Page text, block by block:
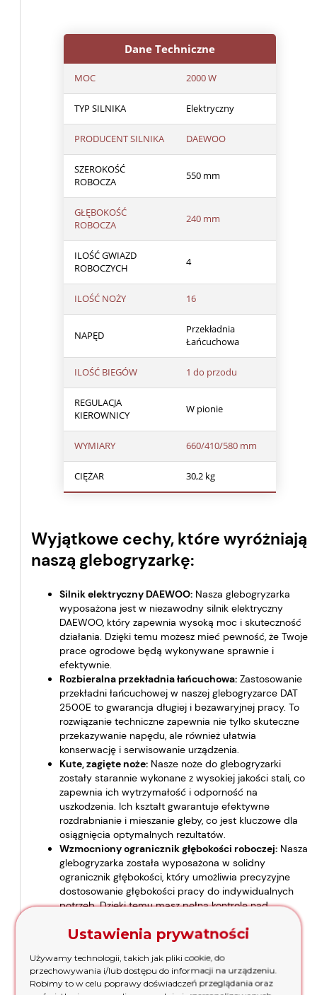
Dane Techniczne
MOC 2000 W
TYP SILNIKA Elektryczny
PRODUCENT SILNIKA DAEWOO
SZEROKOŚĆ
ROBOCZA
550 mm
GŁĘBOKOŚĆ
ROBOCZA
240 mm
ILOŚĆ GWIAZD
ROBOCZYCH
4
ILOŚĆ NOŻY 16
NAPĘD
Przekładnia
Łańcuchowa
ILOŚĆ BIEGÓW 1 do przodu
REGULACJA
KIEROWNICY
W pionie
WYMIARY 660/410/580 mm
CIĘŻAR 30,2 kg
Wyjątkowe cechy, które wyróżniają
naszą glebogryzarkę:
Silnik elektryczny DAEWOO: Nasza glebogryzarka
wyposażona jest w niezawodny silnik elektryczny
DAEWOO, który zapewnia wysoką moc i skuteczność
działania. Dzięki temu możesz mieć pewność, że Twoje
prace ogrodowe będą wykonywane sprawnie i
efektywnie.
Rozbieralna przekładnia łańcuchowa: Zastosowanie
przekładni łańcuchowej w naszej glebogryzarce DAT
2500E to gwarancja długiej i bezawaryjnej pracy. To
rozwiązanie techniczne zapewnia nie tylko skuteczne
przekazywanie napędu, ale również ułatwia
konserwację i serwisowanie urządzenia.
Kute, zagięte noże: Nasze noże do glebogryzarki
zostały starannie wykonane z wysokiej jakości stali, co
zapewnia ich wytrzymałość i odporność na
uszkodzenia. Ich kształt gwarantuje efektywne
rozdrabnianie i mieszanie gleby, co jest kluczowe dla
osiągnięcia optymalnych rezultatów.
Wzmocniony ogranicznik głębokości roboczej: Nasza
glebogryzarka została wyposażona w solidny
ogranicznik głębokości, który umożliwia precyzyjne
dostosowanie głębokości pracy do indywidualnych
potrzeb. Dzięki temu masz pełną kontrolę nad
Boczne tarcze osłaniające:Zadbaliśmy również o
glebogryzarką. Wyposażyliśmy ją w boczne tarcze
osłaniające, które chronią Cię przed przypadkowym
kontaktem z obracającymi się nożami. Możesz mieć
Ustawienia prywatności
Używamy technologii, takich jak pliki cookie, do
przechowywania i/lub dostępu do informacji na urządzeniu.
Robimy to w celu poprawy doświadczeń przeglądania oraz